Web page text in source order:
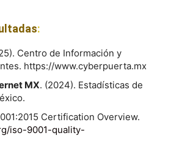
:
Centro de Información y
https://www.cyberpuerta.mx
MX. (2024). Estadísticas de
Certification Overview.
iso-9001-quality-